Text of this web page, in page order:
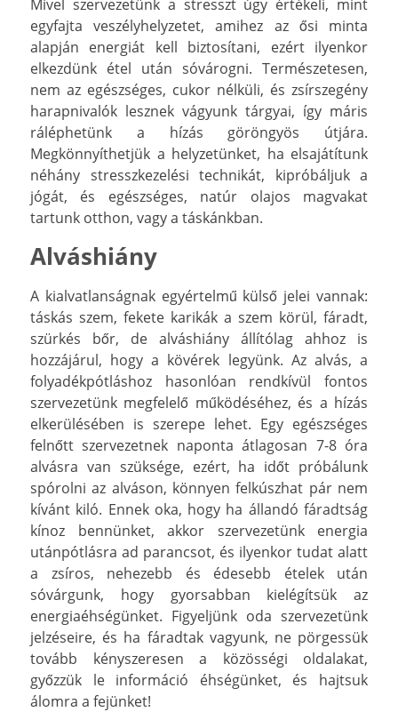
Mivel szervezetünk a stresszt úgy értékeli, mint
egyfajta veszélyhelyzetet, amihez az ősi minta
alapján energiát kell biztosítani, ezért ilyenkor
elkezdünk étel után sóvárogni. Természetesen,
nem az egészséges, cukor nélküli, és zsírszegény
harapnivalók lesznek vágyunk tárgyai, így máris
ráléphetünk a hízás göröngyös útjára.
Megkönnyíthetjük a helyzetünket, ha elsajátítunk
néhány stresszkezelési technikát, kipróbáljuk a
jógát, és egészséges, natúr olajos magvakat
tartunk otthon, vagy a táskánkban.
Alváshiány
A kialvatlanságnak egyértelmű külső jelei vannak:
táskás szem, fekete karikák a szem körül, fáradt,
szürkés bőr, de alváshiány állítólag ahhoz is
hozzájárul, hogy a kövérek legyünk. Az alvás, a
folyadékpótláshoz hasonlóan rendkívül fontos
szervezetünk megfelelő működéséhez, és a hízás
elkerülésében is szerepe lehet. Egy egészséges
felnőtt szervezetnek naponta átlagosan 7-8 óra
alvásra van szüksége, ezért, ha időt próbálunk
spórolni az alváson, könnyen felkúszhat pár nem
kívánt kiló. Ennek oka, hogy ha állandó fáradtság
kínoz bennünket, akkor szervezetünk energia
utánpótlásra ad parancsot, és ilyenkor tudat alatt
a zsíros, nehezebb és édesebb ételek után
sóvárgunk, hogy gyorsabban kielégítsük az
energiaéhségünket. Figyeljünk oda szervezetünk
jelzéseire, és ha fáradtak vagyunk, ne pörgessük
tovább kényszeresen a közösségi oldalakat,
győzzük le információ éhségünket, és hajtsuk
álomra a fejünket!